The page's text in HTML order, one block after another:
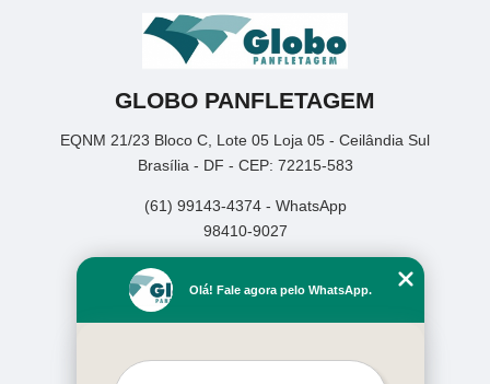
GLOBO PANFLETAGEM
EQNM 21/23 Bloco C, Lote 05 Loja 05 - Ceilândia Sul
Brasília - DF - CEP: 72215-583
(61) 99143-4374 - WhatsApp
98410-9027
Empresa
Missão
Olá! Fale agora pelo WhatsApp.